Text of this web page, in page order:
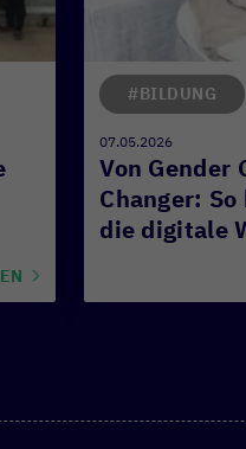
Von Gender
Changer:
die digitale
#BILDUNG
07.05.2026